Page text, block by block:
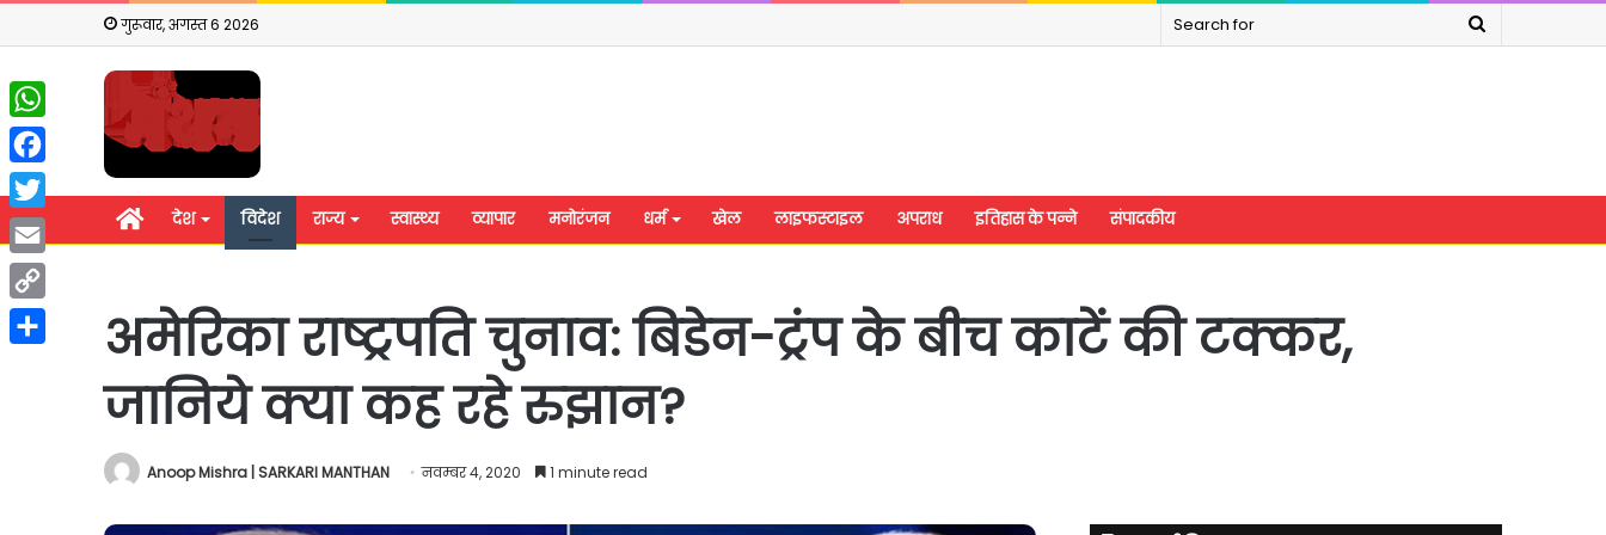
गुरूवार, अगस्त 6 2026
Search
होम देश विदेश राज्य स्वास्थ्य व्यापार मनोरंजन धर्म खेल लाइफस्टाइल अपराध इतिहास के पन्ने संपादकीय
अमेरिका राष्ट्रपति चुनाव: बिडेन-ट्रंप के बीच काटें की टक्कर,
जानिये क्या कह रहे रुझान?
Anoop Mishra | SARKARI MANTHAN नवम्बर 4, 2020 1 minute read
WhatsApp
Facebook
Twitter
Email
Copy
Link